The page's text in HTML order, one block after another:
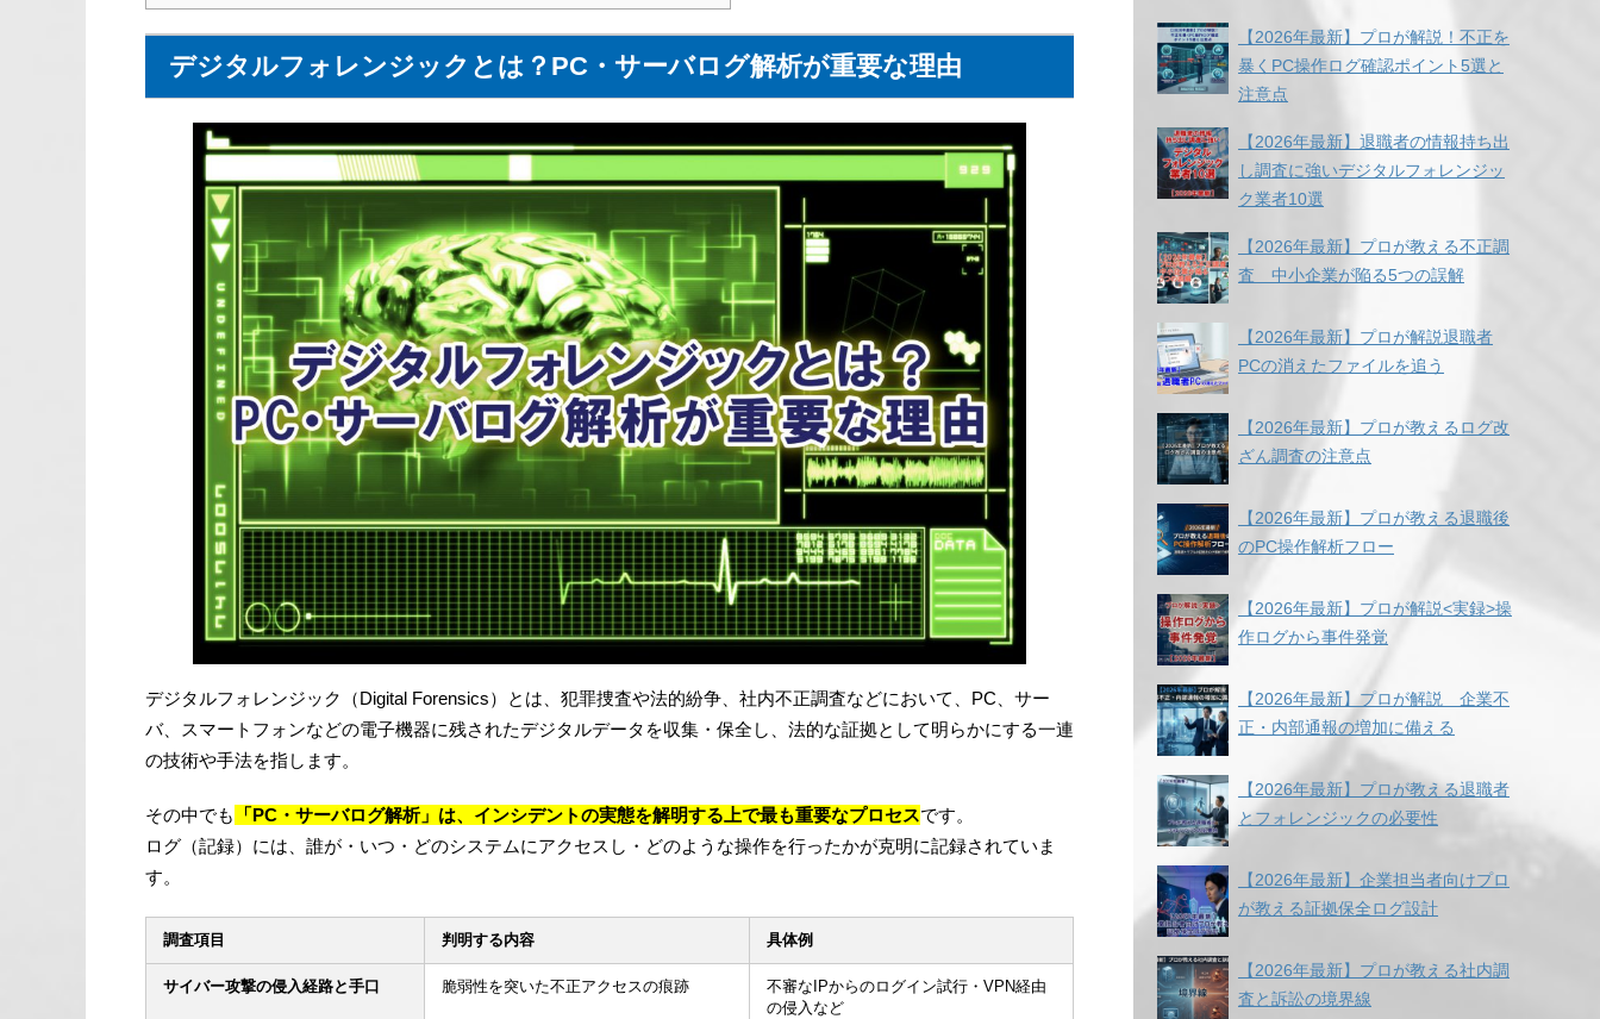
デジタルフォレンジックとは？PC・サーバログ解析が重要な理由
デジタルフォレンジック（Digital Forensics）とは、犯罪捜査や法的紛争、社内不正調査などにおいて、PC、サー
バ、スマートフォンなどの電子機器に残されたデジタルデータを収集・保全し、法的な証拠として明らかにする一連
の技術や手法を指します。
その中でも 「PC・サーバログ解析」は、インシデントの実態を解明する上で最も重要なプロセスです。
ログ（記録）には、誰が・いつ・どのシステムにアクセスし・どのような操作を行ったかが克明に記録されていま
す。
調査項目 判明する内容 具体例
サイバー攻撃の侵入経路と手口 脆弱性を突いた不正アクセスの痕跡
不審なIPからのログイン試行・VPN経由
の侵入など
【2026年最新】プロが解説！不正を
暴くPC操作ログ確認ポイント5選と
注意点
【2026年最新】退職者の情報持ち出
し調査に強いデジタルフォレンジッ
ク業者10選
【2026年最新】プロが教える不正調
査 中小企業が陥る5つの誤解
【2026年最新】プロが解説退職者
PCの消えたファイルを追う
【2026年最新】プロが教えるログ改
ざん調査の注意点
【2026年最新】プロが教える退職後
のPC操作解析フロー
【2026年最新】プロが解説<実録>操
作ログから事件発覚
【2026年最新】プロが解説 企業不
正・内部通報の増加に備える
【2026年最新】プロが教える退職者
とフォレンジックの必要性
【2026年最新】企業担当者向けプロ
が教える証拠保全ログ設計
【2026年最新】プロが教える社内調
査と訴訟の境界線